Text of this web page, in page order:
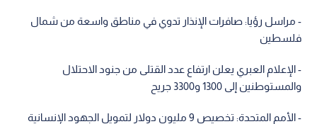
- مراسل رؤيا: صافرات الإنذار تدوي في مناطق واسعة من شمال
فلسطين
- الإعلام العبري يعلن ارتفاع عدد القتلى من جنود الاحتلال
والمستوطنين إلى 1300 و3300 جريح
- الأمم المتحدة: تخصيص 9 مليون دولار لتمويل الجهود الإنسانية